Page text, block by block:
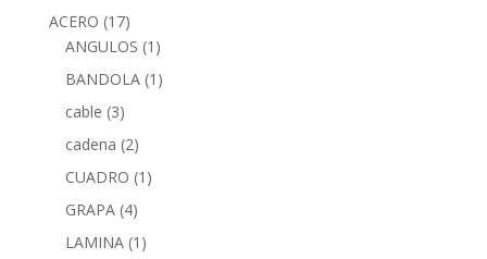
ACERO (17)
ANGULOS (1)
BANDOLA (1)
cable (3)
cadena (2)
CUADRO (1)
GRAPA (4)
LAMINA (1)